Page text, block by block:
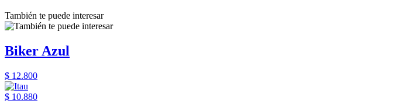
También te puede interesar
Biker Azul
$ 12.800
$ 10.880